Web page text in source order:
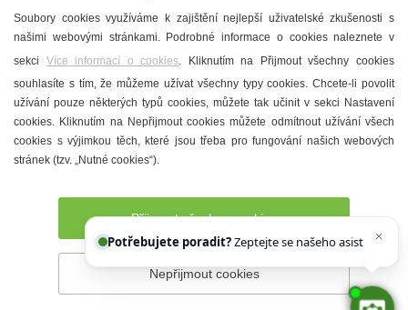
Mandloně
Ubytování
Restaurace
Městské muzeum a galerie
Denní meníčka
Prohlášení o přístupnosti Správce webu
Soubory cookies využíváme k zajištění nejlepší uživatelské zkušenosti s
našimi webovými stránkami. Podrobné informace o cookies naleznete v
sekci Více informací o cookies. Kliknutím na Přijmout všechny cookies
souhlasíte s tím, že můžeme užívat všechny typy cookies. Chcete-li povolit
užívání pouze některých typů cookies, můžete tak učinit v sekci Nastavení
cookies. Kliknutím na Nepřijmout cookies můžete odmítnout užívání všech
cookies s výjimkou těch, které jsou třeba pro fungování našich webových
stránek (tzv. „Nutné cookies“).
Přijmout všechny cookies
Nepřijmout cookies
Potřebujete poradit?